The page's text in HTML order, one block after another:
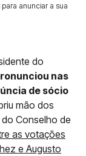
anunciar a sua
do
nas
de sócio
mão dos
Conselho de
as votações
e Augusto